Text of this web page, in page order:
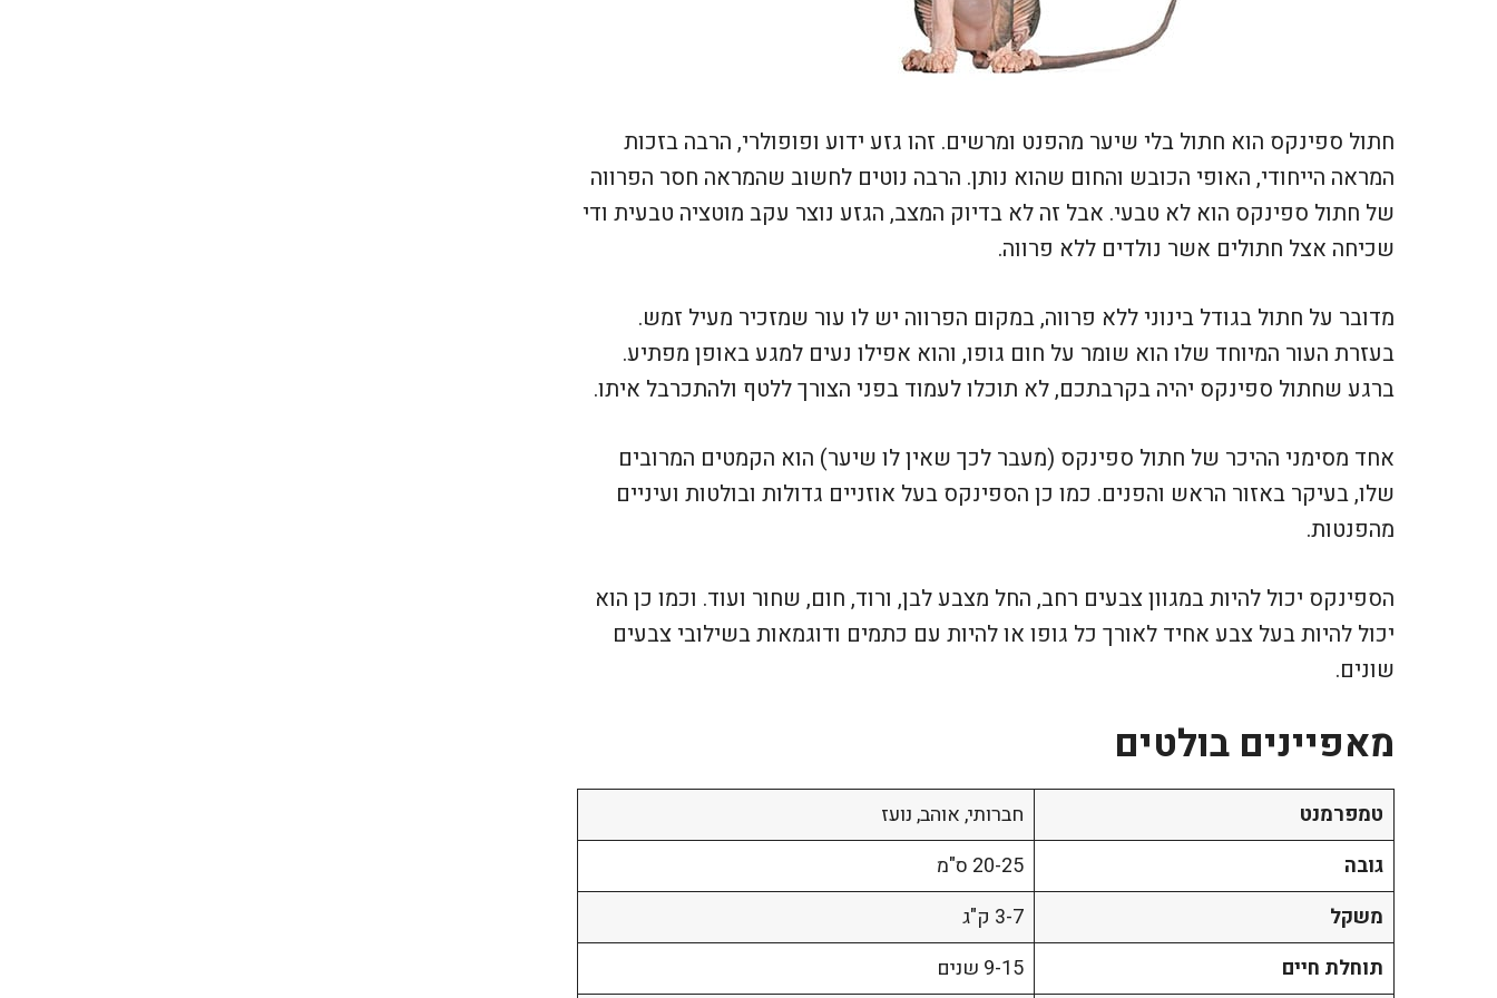
חתול ספינקס הוא חתול בלי שיער מהפנט ומרשים. זהו גזע ידוע ופופולרי, הרבה בזכות
המראה הייחודי, האופי הכובש והחום שהוא נותן. הרבה נוטים לחשוב שהמראה חסר הפרווה
של חתול ספינקס הוא לא טבעי. אבל זה לא בדיוק המצב, הגזע נוצר עקב מוטציה טבעית ודי
שכיחה אצל חתולים אשר נולדים ללא פרווה.
מדובר על חתול בגודל בינוני ללא פרווה, במקום הפרווה יש לו עור שמזכיר מעיל זמש.
בעזרת העור המיוחד שלו הוא שומר על חום גופו, והוא אפילו נעים למגע באופן מפתיע.
ברגע שחתול ספינקס יהיה בקרבתכם, לא תוכלו לעמוד בפני הצורך ללטף ולהתכרבל איתו.
אחד מסימני ההיכר של חתול ספינקס (מעבר לכך שאין לו שיער) הוא הקמטים המרובים
שלו, בעיקר באזור הראש והפנים. כמו כן הספינקס בעל אוזניים גדולות ובולטות ועיניים
מהפנטות.
הספינקס יכול להיות במגוון צבעים רחב, החל מצבע לבן, ורוד, חום, שחור ועוד. וכמו כן הוא
יכול להיות בעל צבע אחיד לאורך כל גופו או להיות עם כתמים ודוגמאות בשילובי צבעים
שונים.
מאפיינים בולטים
טמפרמנט
חברותי, אוהב, נועז
גובה
20-25 ס"מ
משקל
3-7 ק"ג
תוחלת חיים
9-15 שנים